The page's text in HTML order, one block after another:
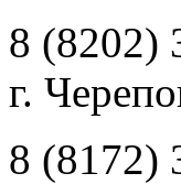
8 (8202)
г.
8 (8172)